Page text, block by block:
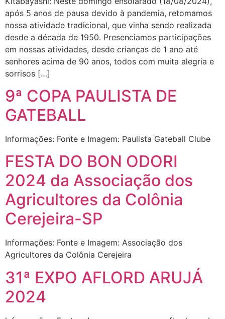
após 5 anos de pausa devido à pandemia, retomamos
nossa atividade tradicional, que vinha sendo realizada
desde a década de 1950. Presenciamos participações
em nossas atividades, desde crianças de 1 ano até
senhores acima de 90 anos, todos com muita alegria e
sorrisos […]
9ª COPA PAULISTA DE
GATEBALL
Informações: Fonte e Imagem: Paulista Gateball Clube
FESTA DO BON ODORI
2024 da Associação dos
Agricultores da Colônia
Cerejeira-SP
Informações: Fonte e Imagem: Associação dos
Agricultores da Colônia Cerejeira
31ª EXPO AFLORD ARUJÁ
2024